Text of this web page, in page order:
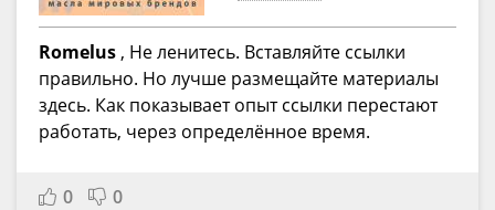
Romelus , Не ленитесь. Вставляйте ссылки
правильно. Но лучше размещайте материалы
здесь. Как показывает опыт ссылки перестают
работать, через определённое время.
0 0